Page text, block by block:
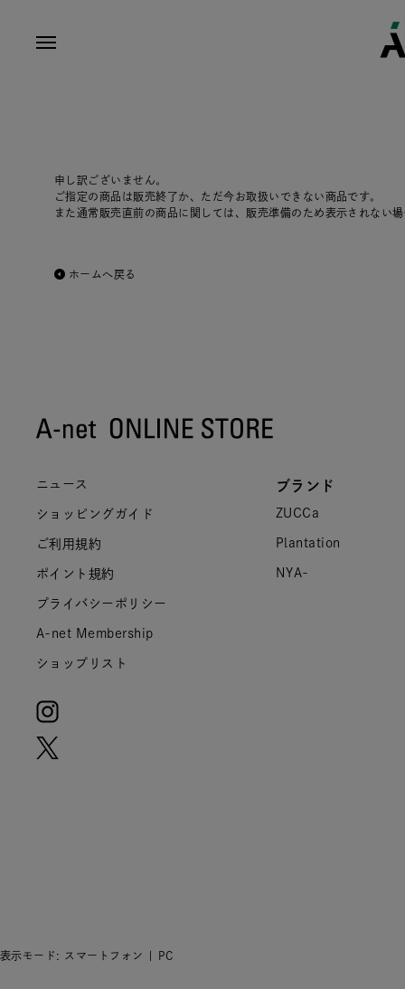
申し訳ございません。
ご指定の商品は販売終了か、ただ今お取扱いできない商品です。
また通常販売直前の商品に関しては、販売準備のため表示されない
ホームへ戻る
ニュース
ショッピングガイド
ご利用規約
ポイント規約
プライバシーポリシー
A-net Membership
ショップリスト
ブランド
ZUCCa
Plantation
NYA-
表示モード: スマートフォン | PC